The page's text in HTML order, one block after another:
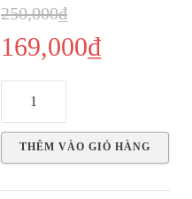
250,000₫Giá
gốc
là:
169,000₫Giá
là:
đầu
vòi
sen
THÊM VÀO GIỎ HÀNG